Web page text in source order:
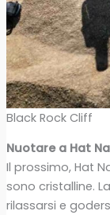
Black Rock Cliff
Nuotare a Hat
Il prossimo, Hat
sono cristalline.
rilassarsi e